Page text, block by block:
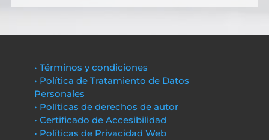
• Términos y condiciones
• Política de Tratamiento de Datos
Personales
• Políticas de derechos de autor
• Certificado de Accesibilidad
• Políticas de Privacidad Web